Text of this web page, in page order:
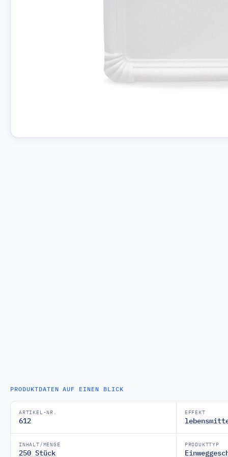
PRODUKTDATEN AUF EINEN BLICK
ARTIKEL-NR.
612
EFFEKT
INHALT/MENGE
250 Stück
PRODUKTTYP